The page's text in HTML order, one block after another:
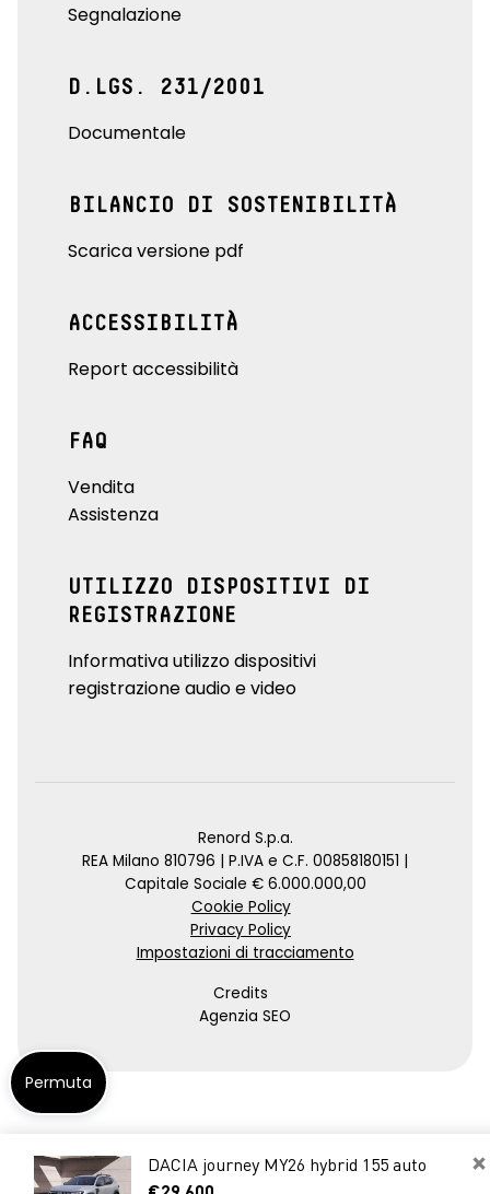
×
DACIA journey MY26 hybrid 155 auto
Segnalazione
D.LGS. 231/2001
Documentale
BILANCIO DI SOSTENIBILITÀ
Scarica versione pdf
ACCESSIBILITÀ
Report accessibilità
FAQ
Vendita
Assistenza
UTILIZZO DISPOSITIVI DI
REGISTRAZIONE
Informativa utilizzo dispositivi
registrazione audio e video
Renord S.p.a.
REA Milano 810796 | P.IVA e C.F. 00858180151 |
Capitale Sociale € 6.000.000,00
Cookie Policy
Privacy Policy
Impostazioni di tracciamento
Credits
Agenzia SEO
Permuta